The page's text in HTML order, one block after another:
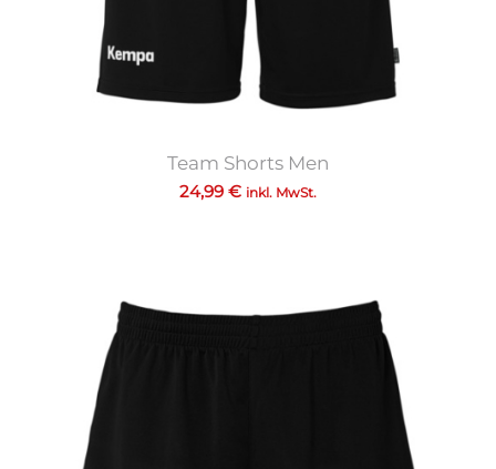
Team Shorts Men
24,99 € inkl. MwSt.